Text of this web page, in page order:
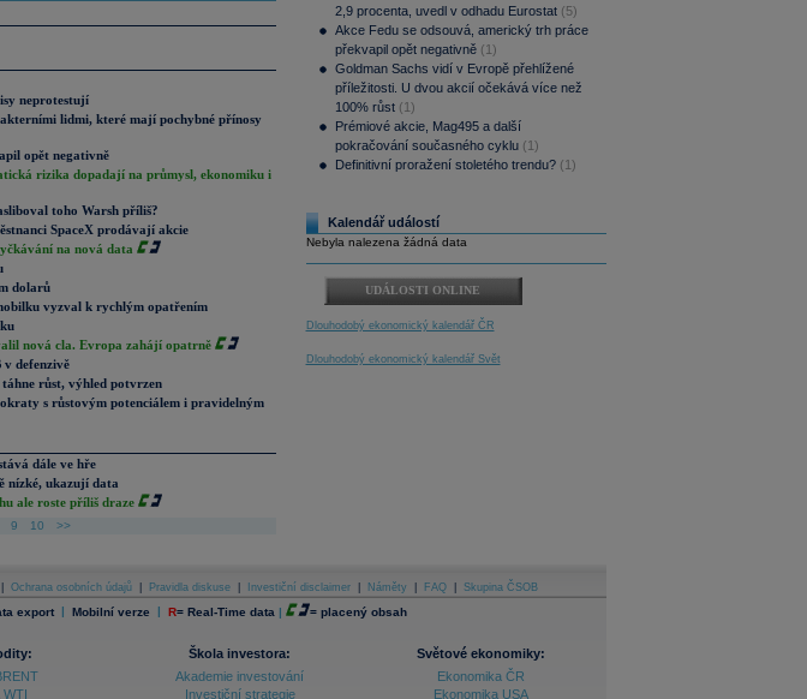
neprotestují
lidmi, které mají pochybné přínosy
opět negativně
rizika dopadají na průmysl, ekonomiku i
toho Warsh příliš?
SpaceX prodávají akcie
na nová data
dolarů
vyzval k rychlým opatřením
nová cla. Evropa zahájí opatrně
defenzivě
růst, výhled potvrzen
s růstovým potenciálem i pravidelným
dále ve hře
nízké, ukazují data
ale roste příliš draze
9 10 >>
2,9 procenta, uvedl v odhadu Eurostat (5)
Akce Fedu se odsouvá, americký trh práce
překvapil opět negativně (1)
Goldman Sachs vidí v Evropě přehlížené
příležitosti. U dvou akcií očekává více než
100% růst (1)
Prémiové akcie, Mag495 a další
pokračování současného cyklu (1)
Definitivní proražení stoletého trendu? (1)
Kalendář událostí
Nebyla nalezena žádná data
UDÁLOSTI ONLINE
Dlouhodobý ekonomický kalendář ČR
Dlouhodobý ekonomický kalendář Svět
Ochrana osobních údajů Pravidla diskuse Investiční disclaimer Náměty FAQ Skupina ČSOB
export | Mobilní verze | R= Real-Time data | = placený obsah
WTI
Škola investora:
Akademie investování
Investiční strategie
Světové ekonomiky:
Ekonomika ČR
Ekonomika USA